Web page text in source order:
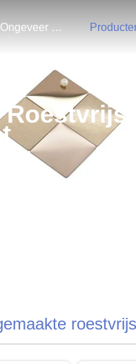
Ongeveer Ons